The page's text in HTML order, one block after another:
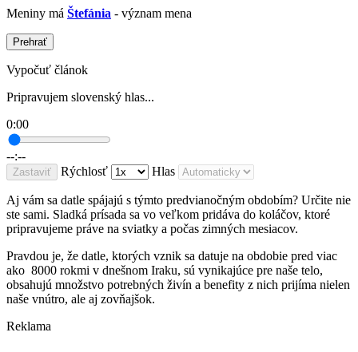
Meniny má Štefánia - význam mena
Prehrať
Vypočuť článok
Pripravujem slovenský hlas...
0:00
--:--
Zastaviť Rýchlosť Hlas
Aj vám sa datle spájajú s týmto predvianočným obdobím? Určite nie
ste sami. Sladká prísada sa vo veľkom pridáva do koláčov, ktoré
pripravujeme práve na sviatky a počas zimných mesiacov.
Pravdou je, že datle, ktorých vznik sa datuje na obdobie pred viac
ako 8000 rokmi v dnešnom Iraku, sú vynikajúce pre naše telo,
obsahujú množstvo potrebných živín a benefity z nich prijíma nielen
naše vnútro, ale aj zovňajšok.
Reklama